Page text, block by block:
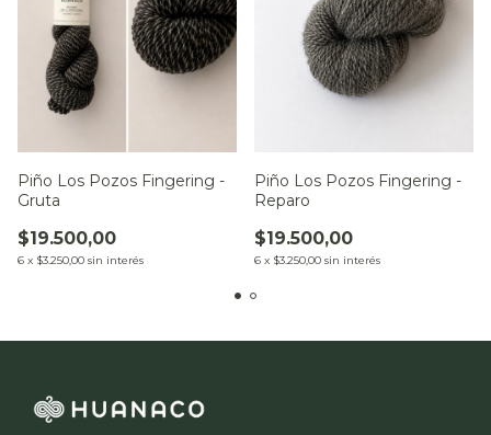
Piño Los Pozos Fingering -
Gruta
$19.500,00
6 x $3.250,00 sin interés
Piño Los Pozos Fingering -
Reparo
$19.500,00
6 x $3.250,00 sin interés